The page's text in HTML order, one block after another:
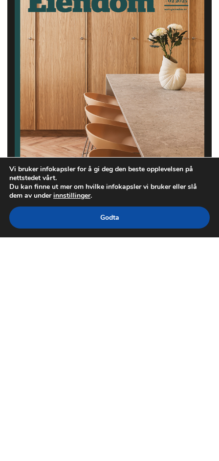
Vi bruker infokapsler for å gi deg den beste opplevelsen på
nettstedet vårt.
Du kan finne ut mer om hvilke infokapsler vi bruker eller slå
dem av underinnstillinger.
Godta